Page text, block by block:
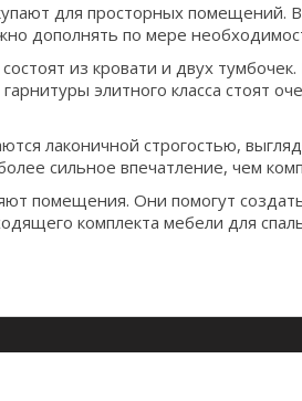
для просторных помещений.
дополнять по мере
из кровати и двух
элитного класса стоят
лаконичной строгостью,
сильное впечатление, чем
помещения. Они помогут
комплекта мебели для